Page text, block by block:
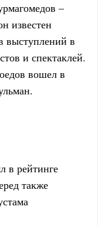
–
известен
выступлений в
и спектаклей.
вошел в
в рейтинге
также